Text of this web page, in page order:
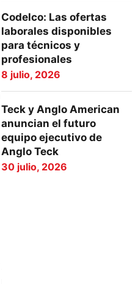
Codelco: Las ofertas
laborales disponibles
para técnicos y
profesionales
8 julio, 2026
Teck y Anglo American
anuncian el futuro
equipo ejecutivo de
Anglo Teck
30 julio, 2026